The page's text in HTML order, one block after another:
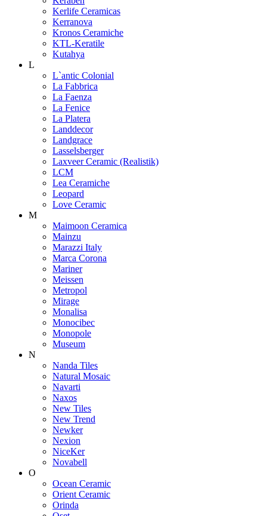
Kerlife Ceramicas
Kerranova
Kronos Ceramiche
KTL-Keratile
Kutahya
L
L`antic Colonial
La Fabbrica
La Faenza
La Fenice
La Platera
Landdecor
Landgrace
Lasselsberger
Laxveer Ceramic (Realistik)
LCM
Lea Ceramiche
Leopard
Love Ceramic
M
Maimoon Ceramica
Mainzu
Marazzi Italy
Marca Corona
Mariner
Meissen
Metropol
Mirage
Monalisa
Monocibec
Monopole
Museum
N
Nanda Tiles
Natural Mosaic
Navarti
Naxos
New Tiles
New Trend
Newker
Nexion
NiceKer
Novabell
O
Ocean Ceramic
Orient Ceramic
Orinda